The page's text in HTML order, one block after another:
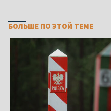
БОЛЬШЕ ПО ЭТОЙ ТЕМЕ